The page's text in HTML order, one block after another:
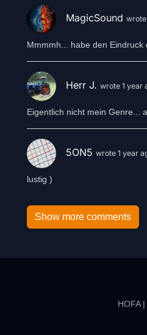
MagicSound wrote
Mmmmh... habe den
Herr J. wrote 1 year
Eigentlich nicht mein Genre...
5ON5 wrote 1 year
lustig )
Show more comments
HOFA|